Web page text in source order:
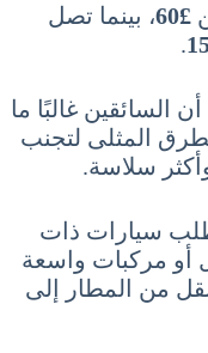
£60
، بينما تصل
.
السائقين غالبًا ما
المثلى لتجنب
سلاسة.
سيارات ذات
أو مركبات واسعة
من المطار إلى